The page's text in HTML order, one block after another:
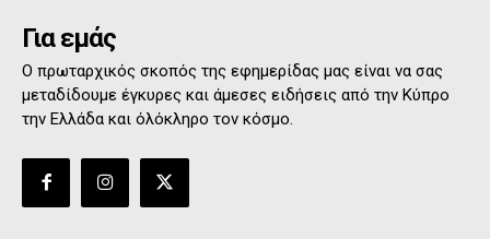
Για εμάς
Ο πρωταρχικός σκοπός της εφημερίδας μας είναι να σας
μεταδίδουμε έγκυρες και άμεσες ειδήσεις από την Κύπρο
την Ελλάδα και όλόκληρο τον κόσμο.